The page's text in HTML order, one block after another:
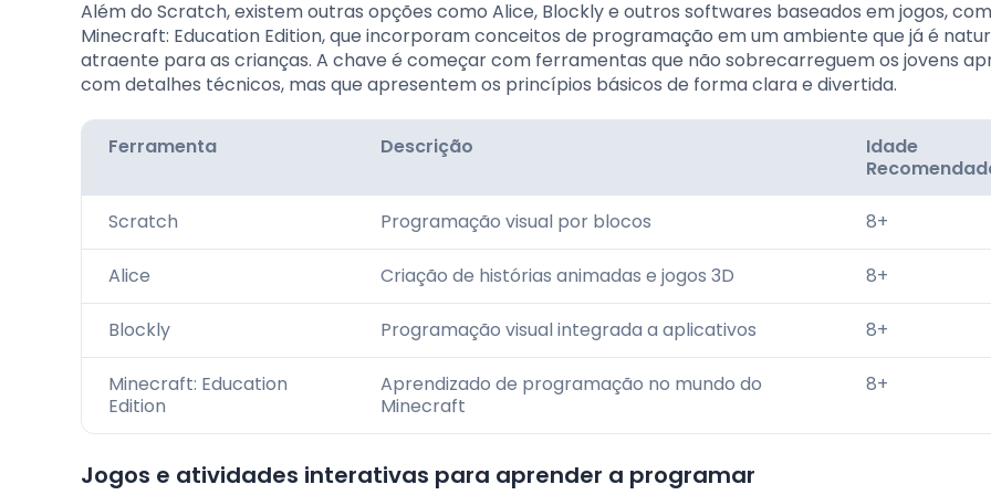
Além do Scratch, existem outras opções como Alice, Blockly e outros softwares baseados em jogos,
Minecraft: Education Edition, que incorporam conceitos de programação em um ambiente que já é
atraente para as crianças. A chave é começar com ferramentas que não sobrecarreguem os jovens
com detalhes técnicos, mas que apresentem os princípios básicos de forma clara e divertida.
Ferramenta Descrição
Idade
Scratch Programação visual por blocos 8+
Alice Criação de histórias animadas e jogos 3D 8+
Blockly Programação visual integrada a aplicativos 8+
Minecraft: Education
Edition
Aprendizado de programação no mundo do
Minecraft
8+
Jogos e atividades interativas para aprender a programar